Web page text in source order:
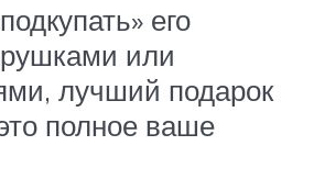
его
или
лучший подарок
полное ваше